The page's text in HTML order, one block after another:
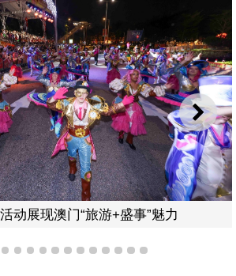
下一
动展现澳门“旅游+盛事”魅力
4 5 6 7 8 9 101112131415